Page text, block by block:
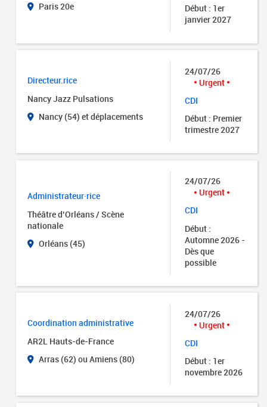
Paris 20e
Début : 1er
janvier 2027
Directeur.rice
Nancy Jazz Pulsations
Nancy (54) et déplacements
24/07/26
Urgent
CDI
Début : Premier
trimestre 2027
Administrateur·rice
Théâtre d’Orléans / Scène
nationale
Orléans (45)
24/07/26
Urgent
CDI
Début :
Automne 2026 -
Dès que
possible
Coordination administrative
AR2L Hauts-de-France
Arras (62) ou Amiens (80)
24/07/26
Urgent
CDI
Début : 1er
novembre 2026